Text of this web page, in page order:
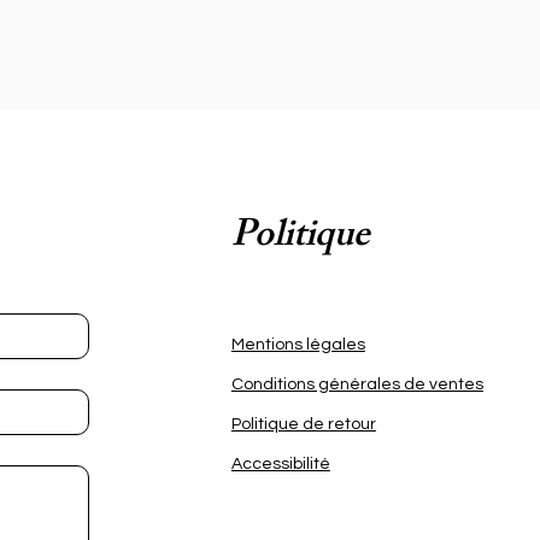
Politique
Mentions légales
Conditions générales de ventes
Politique de retour
Accessibilité